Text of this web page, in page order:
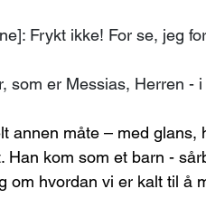
Frykt ikke! For se, jeg
som er Messias, Herren - i
annen måte – med glans,
Han kom som et barn -
om hvordan vi er kalt til å